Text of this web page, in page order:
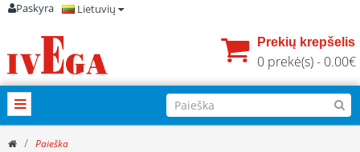
Paskyra Lietuvių
Prekių krepšelis
0 prekė(s) - 0.00€
Paieška